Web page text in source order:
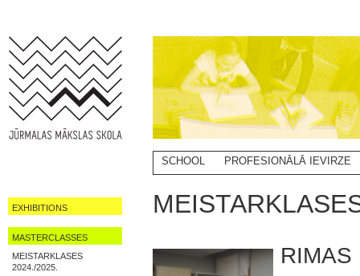
EXHIBITIONS
MASTERCLASSES
MEISTARKLASES
2024./2025.
SCHOOL PROFESIONĀLĀ IEVIRZE
RIMAS